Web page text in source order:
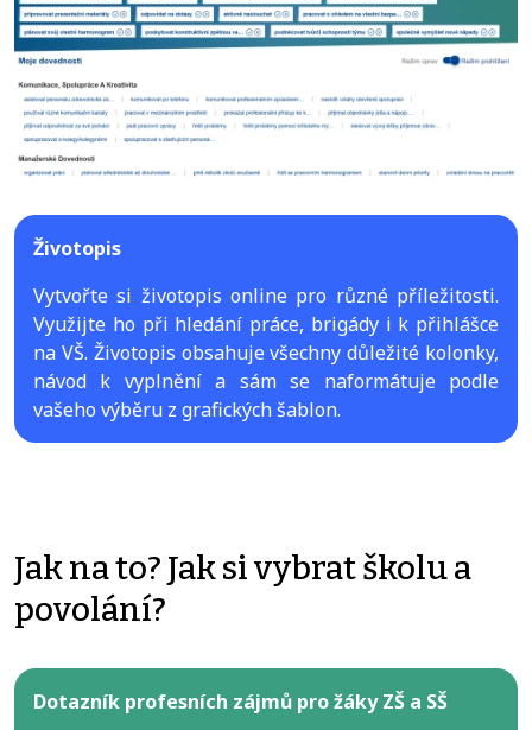
Životopis
Vytvořte si životopis online pro různé příležitosti.
Využijte ho při hledání práce, brigády i k přihlášce
na VŠ. Životopis obsahuje všechny důležité kolonky,
návod k vyplnění a sám se naformátuje podle
vašeho výběru z grafických šablon.
Jak na to? Jak si vybrat školu a
povolání?
Dotazník profesních zájmů pro žáky ZŠ a SŠ